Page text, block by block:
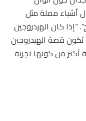
أشياء مملة مثل
“إذا كان الهيدروجين
تكون قصة الهيدروجين
أكثر من كونها تجربة